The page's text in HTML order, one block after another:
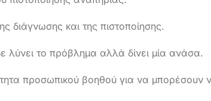
διάγνωσης και της πιστοποίησης.
το πρόβλημα αλλά δίνει μία ανάσα.
προσωπικού βοηθού για να μπορέσουν